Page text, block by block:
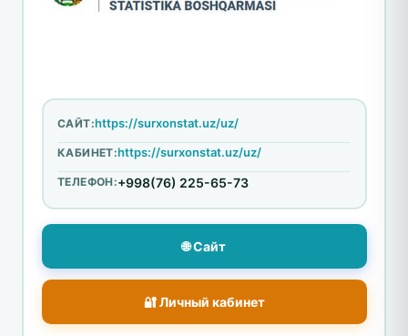
САЙТ:https://surxonstat.uz/uz/
КАБИНЕТ:https://surxonstat.uz/uz/
ТЕЛЕФОН:+998(76) 225-65-73
🌐 Сайт
🔐 Личный кабинет